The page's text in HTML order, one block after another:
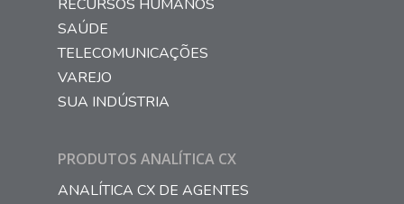
RECURSOS HUMANOS
SAÚDE
TELECOMUNICAÇÕES
VAREJO
SUA INDÚSTRIA
PRODUTOS ANALÍTICA CX
ANALÍTICA CX DE AGENTES